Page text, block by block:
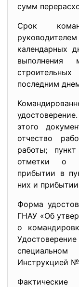
сумм
Срок
календарных
выполнения
последним
этого
отчество
работы;
отметки о
прибытии в
них и
Форма
ГНАУ «Об
о
специальном
Инструкцией